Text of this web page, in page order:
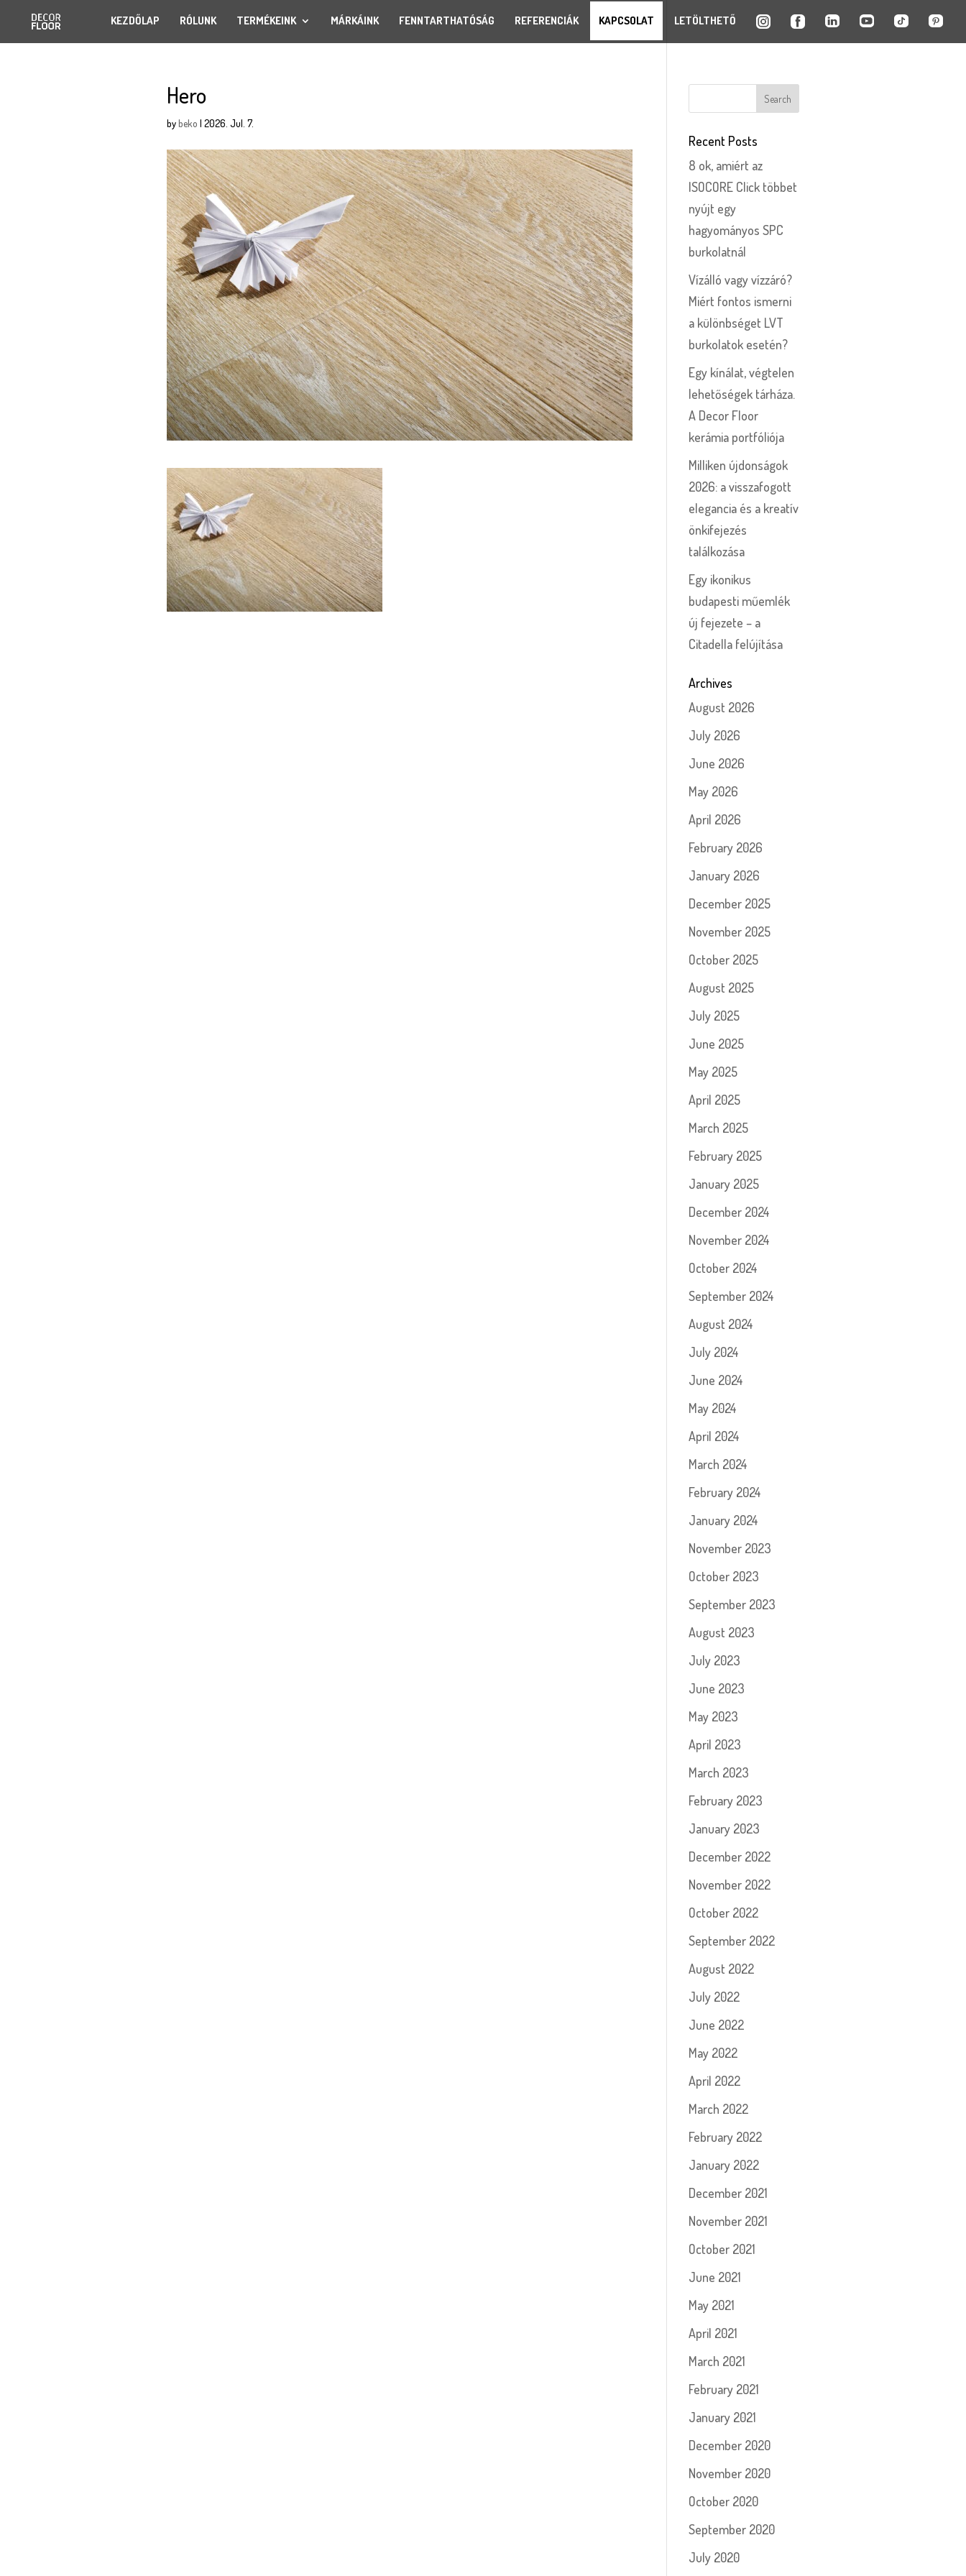
KEZDŐLAP RÓLUNK TERMÉKEINK MÁRKÁINK FENNTARTHATÓSÁG REFERENCIÁK KAPCSOLAT LETÖLTHETŐ
Hero
bybeko | 2026. Jul. 7.
Recent Posts
8 ok, amiért az
ISOCORE Click többet
nyújt egy
hagyományos SPC
burkolatnál
Vízálló vagy vízzáró?
Miért fontos ismerni
a különbséget LVT
burkolatok esetén?
Egy kínálat, végtelen
lehetőségek tárháza.
A Decor Floor
kerámia portfóliója
Milliken újdonságok
2026: a visszafogott
elegancia és a kreatív
önkifejezés
találkozása
Egy ikonikus
budapesti műemlék
új fejezete – a
Citadella felújítása
Archives
August 2026
July 2026
June 2026
May 2026
April 2026
February 2026
January 2026
December 2025
November 2025
October 2025
August 2025
July 2025
June 2025
May 2025
April 2025
March 2025
February 2025
January 2025
December 2024
November 2024
October 2024
September 2024
August 2024
July 2024
June 2024
May 2024
April 2024
March 2024
February 2024
January 2024
November 2023
October 2023
September 2023
August 2023
July 2023
June 2023
May 2023
April 2023
March 2023
February 2023
January 2023
December 2022
November 2022
October 2022
September 2022
August 2022
July 2022
June 2022
May 2022
April 2022
March 2022
February 2022
January 2022
December 2021
November 2021
October 2021
June 2021
May 2021
April 2021
March 2021
February 2021
January 2021
December 2020
November 2020
October 2020
September 2020
July 2020